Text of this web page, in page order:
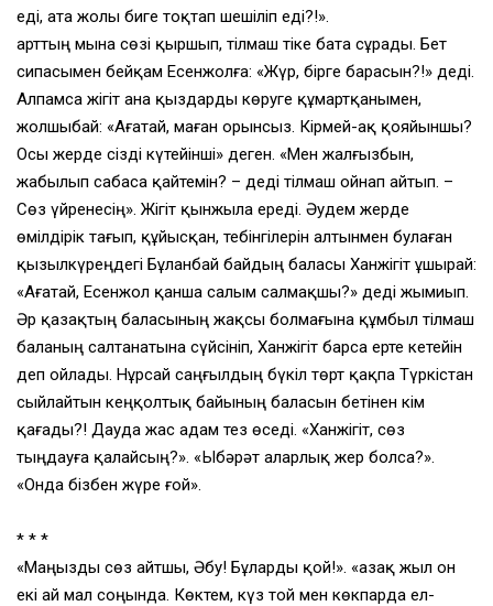
еді, ата жолы биге тоқтап шешіліп еді?!».
Қарттың мына сөзі қыршып, тілмаш тіке бата сұрады. Бет
сипасымен бейқам Есенжолға: «Жүр, бірге барасын?!» деді.
Алпамса жігіт ана қыздарды көруге құмартқанымен,
жолшыбай: «Ағатай, маған орынсыз. Кірмей-ақ қояйыншы?
Осы жерде сізді күтейінші» деген. «Мен жалғызбын,
жабылып сабаса қайтемін? – деді тілмаш ойнап айтып. –
Сөз үйренесің». Жігіт қынжыла ереді. Әудем жерде
өмілдірік тағып, құйысқан, тебінгілерін алтынмен булаған
қызылкүреңдегі Бұланбай байдың баласы Ханжігіт ұшырай:
«Ағатай, Есенжол қанша салым салмақшы?» деді жымиып.
Әр қазақтың баласының жақсы болмағына құмбыл тілмаш
баланың салтанатына сүйсініп, Ханжігіт барса ерте кетейін
деп ойлады. Нұрсай саңғылдың бүкіл төрт қақпа Түркістан
сыйлайтын кеңқолтық байының баласын бетінен кім
қағады?! Дауда жас адам тез өседі. «Ханжігіт, сөз
тыңдауға қалайсың?». «Ыбәрәт аларлық жер болса?».
«Онда бізбен жүре ғой».
* * *
«Маңызды сөз айтшы, Әбу! Бұларды қой!». «Қазақ жыл он
екі ай мал соңында. Көктем, күз той мен көкпарда ел-